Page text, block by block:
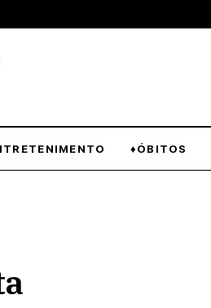
♦ÓBITOS